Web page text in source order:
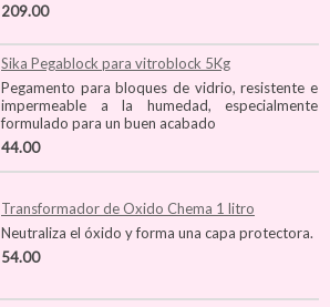
209.00
Sika Pegablock para vitroblock 5Kg
Pegamento para bloques de vidrio, resistente e
impermeable a la humedad, especialmente
formulado para un buen acabado
44.00
Transformador de Oxido Chema 1 litro
Neutraliza el óxido y forma una capa protectora.
54.00